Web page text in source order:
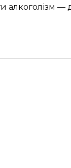
алкоголізм —